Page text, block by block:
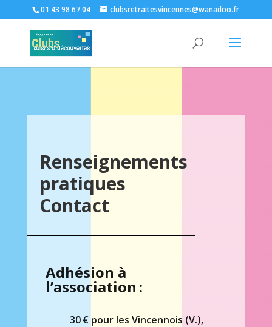
01 43 98 67 04 clubsretraitesvincennes@wanadoo.fr
Renseignements
pratiques
Contact
Adhésion à
l’association :
30 € pour les Vincennois (V.),